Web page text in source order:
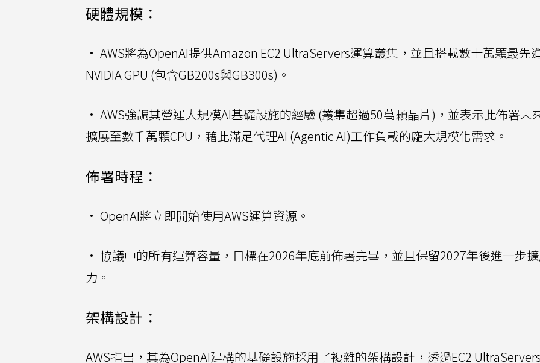
硬體規模：
• AWS將為OpenAI提供Amazon EC2 UltraServers運算叢集，並且搭載數十萬顆最先
NVIDIA GPU (包含GB200s與GB300s)。
• AWS強調其營運大規模AI基礎設施的經驗 (叢集超過50萬顆晶片)，並表示此佈署未
擴展至數千萬顆CPU，藉此滿足代理AI (Agentic AI)工作負載的龐大規模化需求。
佈署時程：
• OpenAI將立即開始使用AWS運算資源。
• 協議中的所有運算容量，目標在2026年底前佈署完畢，並且保留2027年後進一步
力。
架構設計：
AWS指出，其為OpenAI建構的基礎設施採用了複雜的架構設計，透過EC2